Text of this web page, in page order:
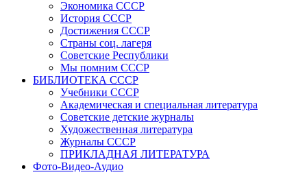
Экономика СССР
История СССР
Достижения СССР
Страны соц. лагеря
Советские Республики
Мы помним СССР
БИБЛИОТЕКА СССР
Учебники СССР
Академическая и специальная литература
Советские детские журналы
Художественная литература
Журналы СССР
ПРИКЛАДНАЯ ЛИТЕРАТУРА
Фото-Видео-Аудио